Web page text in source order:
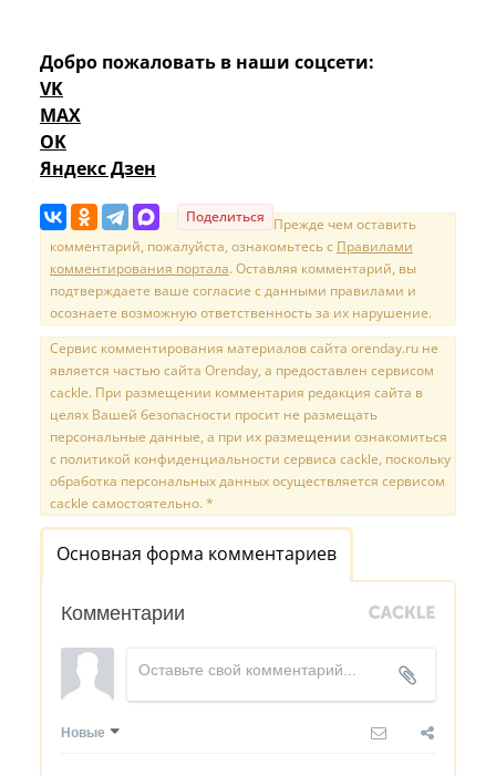
Добро пожаловать в наши соцсети:
VK
MAX
OK
Яндекс Дзен
Поделиться Прежде чем оставить
комментарий, пожалуйста, ознакомьтесь с Правилами
комментирования портала. Оставляя комментарий, вы
подтверждаете ваше согласие с данными правилами и
осознаете возможную ответственность за их нарушение.
Сервис комментирования материалов сайта orenday.ru не
является частью сайта Orenday, а предоставлен сервисом
cackle. При размещении комментария редакция сайта в
целях Вашей безопасности просит не размещать
персональные данные, а при их размещении ознакомиться
с политикой конфиденциальности сервиса cackle, поскольку
обработка персональных данных осуществляется сервисом
cackle самостоятельно. *
Основная форма комментариев
Комментарии
Новые